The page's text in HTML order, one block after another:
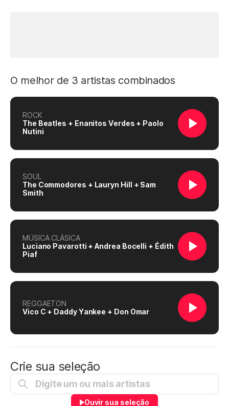
O melhor de 3 artistas combinados
ROCK
The Beatles + Enanitos Verdes + Paolo
Nutini
SOUL
The Commodores + Lauryn Hill + Sam
Smith
MÚSICA CLÁSICA
Luciano Pavarotti + Andrea Bocelli + Édith
Piaf
REGGAETON
Vico C + Daddy Yankee + Don Omar
Crie sua seleção
Ouvir sua seleção